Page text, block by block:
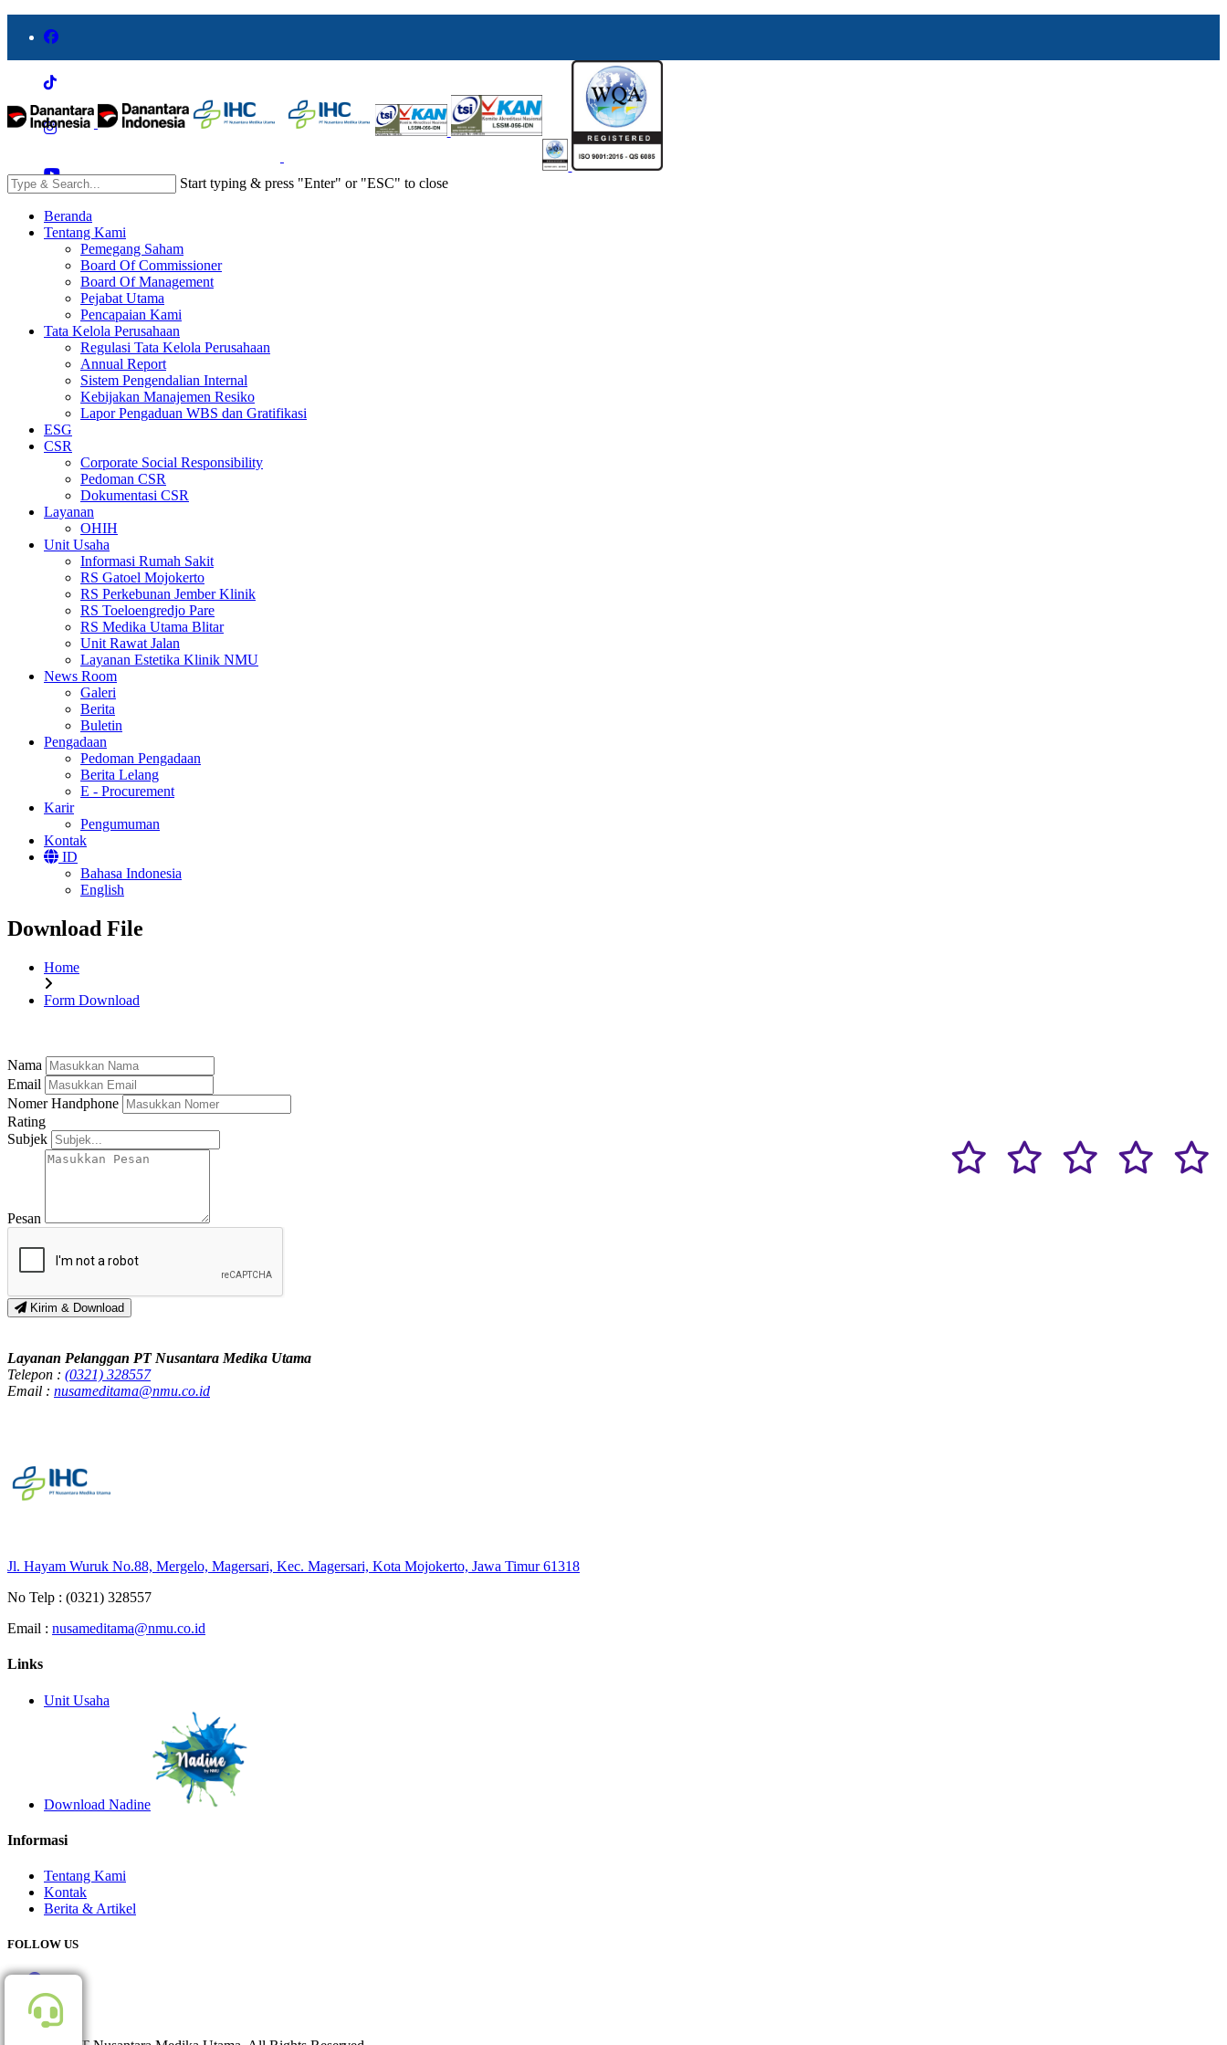
Start typing & press "Enter" or "ESC" to close
Beranda
Tentang Kami
Pemegang Saham
Board Of Commissioner
Board Of Management
Pejabat Utama
Pencapaian Kami
Tata Kelola Perusahaan
Regulasi Tata Kelola Perusahaan
Annual Report
Sistem Pengendalian Internal
Kebijakan Manajemen Resiko
Lapor Pengaduan WBS dan Gratifikasi
ESG
CSR
Corporate Social Responsibility
Pedoman CSR
Dokumentasi CSR
Layanan
OHIH
Unit Usaha
Informasi Rumah Sakit
RS Gatoel Mojokerto
RS Perkebunan Jember Klinik
RS Toeloengredjo Pare
RS Medika Utama Blitar
Unit Rawat Jalan
Layanan Estetika Klinik NMU
News Room
Galeri
Berita
Buletin
Pengadaan
Pedoman Pengadaan
Berita Lelang
E - Procurement
Karir
Pengumuman
Kontak
ID
Bahasa Indonesia
English
Download File
Home
Form Download
Nama
Email
Nomer Handphone
Rating
Subjek
Pesan
Kirim & Download
Layanan Pelanggan PT Nusantara Medika Utama
Telepon : (0321) 328557
Email : nusameditama@nmu.co.id
Jl. Hayam Wuruk No.88, Mergelo, Magersari, Kec. Magersari, Kota Mojokerto, Jawa Timur 61318
No Telp : (0321) 328557
Email : nusameditama@nmu.co.id
Links
Unit Usaha
Download Nadine
Informasi
Tentang Kami
Kontak
Berita & Artikel
FOLLOW US